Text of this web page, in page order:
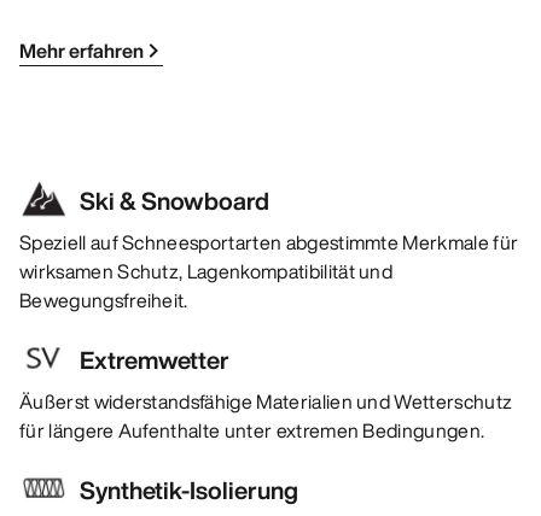
Mehr erfahren
Ski & Snowboard
Speziell auf Schneesportarten abgestimmte Merkmale für
wirksamen Schutz, Lagenkompatibilität und
Bewegungsfreiheit.
Extremwetter
Äußerst widerstandsfähige Materialien und Wetterschutz
für längere Aufenthalte unter extremen Bedingungen.
Synthetik-Isolierung